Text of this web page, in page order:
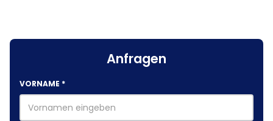
Anfragen
VORNAME *